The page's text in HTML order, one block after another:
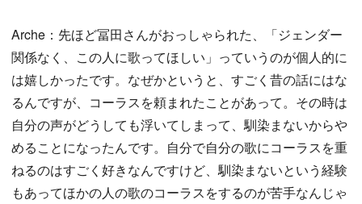
Arche：先ほど冨田さんがおっしゃられた、「ジェンダー
関係なく、この人に歌ってほしい」っていうのが個人的に
は嬉しかったです。なぜかというと、すごく昔の話にはな
るんですが、コーラスを頼まれたことがあって。その時は
自分の声がどうしても浮いてしまって、馴染まないからや
めることになったんです。自分で自分の歌にコーラスを重
ねるのはすごく好きなんですけど、馴染まないという経験
もあってほかの人の歌のコーラスをするのが苦手なんじゃ